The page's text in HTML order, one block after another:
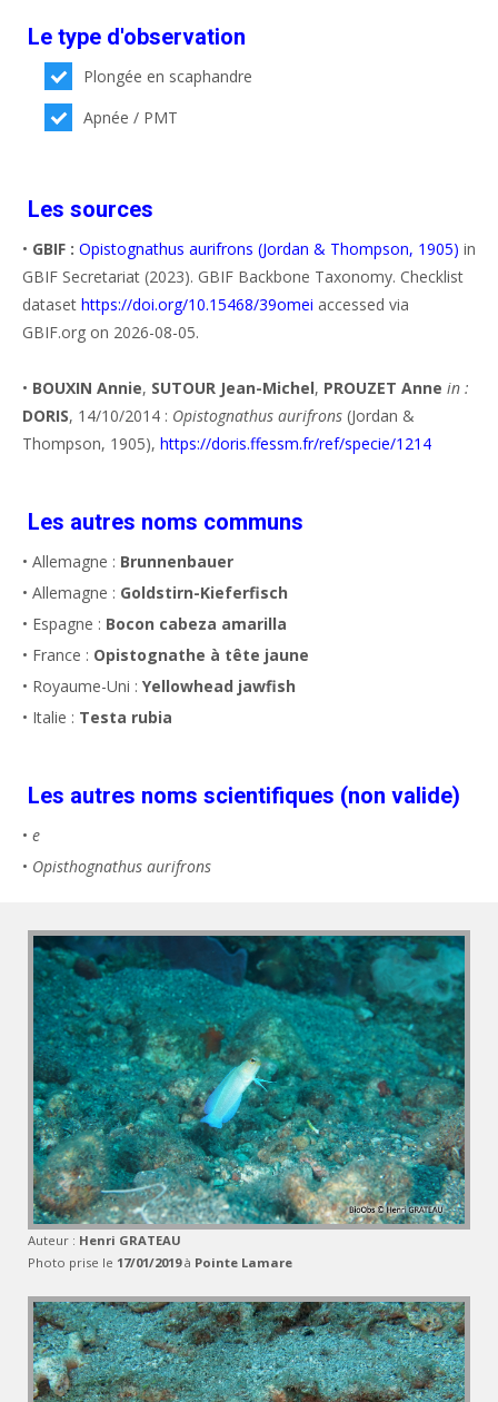
Le type d'observation
Plongée en scaphandre
Apnée / PMT
Les sources
• GBIF : Opistognathus aurifrons (Jordan & Thompson, 1905) in
GBIF Secretariat (2023). GBIF Backbone Taxonomy. Checklist
dataset https://doi.org/10.15468/39omei accessed via
GBIF.org on 2026-08-05.
• BOUXIN Annie, SUTOUR Jean-Michel, PROUZET Anne in :
DORIS, 14/10/2014 : Opistognathus aurifrons (Jordan &
Thompson, 1905), https://doris.ffessm.fr/ref/specie/1214
Les autres noms communs
• Allemagne : Brunnenbauer
• Allemagne : Goldstirn-Kieferfisch
• Espagne : Bocon cabeza amarilla
• France : Opistognathe à tête jaune
• Royaume-Uni : Yellowhead jawfish
• Italie : Testa rubia
Les autres noms scientifiques (non valide)
• e
• Opisthognathus aurifrons
Auteur : Henri GRATEAU
Photo prise le 17/01/2019à Pointe Lamare